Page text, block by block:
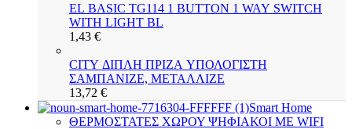
EL BASIC TG114 1 BUTTON 1 WAY SWITCH
WITH LIGHT BL
1,43 €
CITY ΔΙΠΛΗ ΠΡΙΖΑ ΥΠΟΛΟΓΙΣΤΗ
ΣΑΜΠΑΝΙΖΕ, ΜΕΤΑΛΛΙΖΕ
13,72 €
Smart Home
ΘΕΡΜΟΣΤΑΤΕΣ ΧΩΡΟΥ ΨΗΦΙΑΚΟΙ ΜΕ WIFI